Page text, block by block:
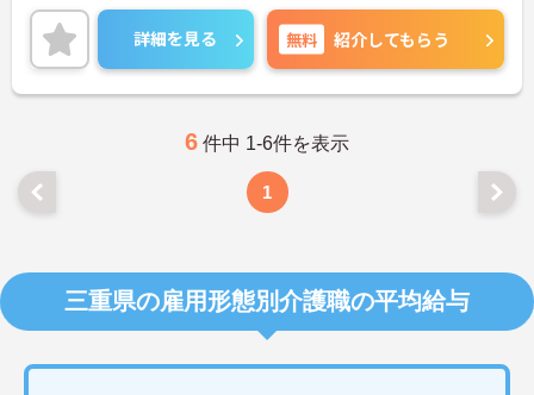
詳細を見る 無料 紹介してもらう
6 件中 1-6件を表示
1
三重県の雇用形態別介護職の平均給与